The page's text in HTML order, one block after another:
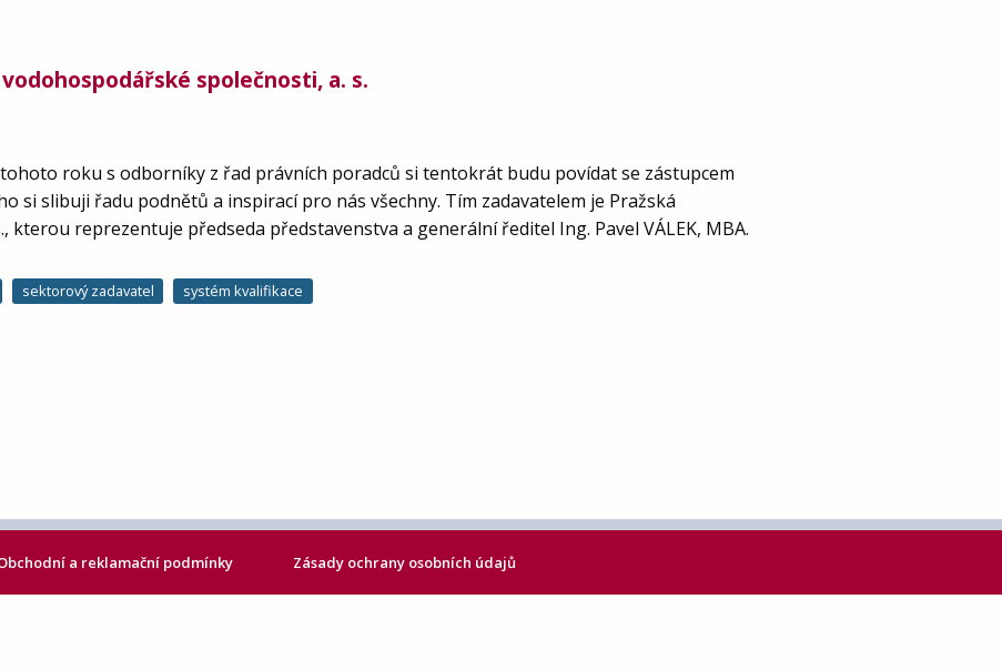
společnosti, a. s.
roku s odborníky z řad právních poradců si tentokrát budu povídat se zástupcem
si slibuji řadu podnětů a inspirací pro nás všechny. Tím zadavatelem je Pražská
kterou reprezentuje předseda představenstva a generální ředitel Ing. Pavel VÁLEK, MBA.
sektorový zadavatel systém kvalifikace
a reklamační podmínky Zásady ochrany osobních údajů